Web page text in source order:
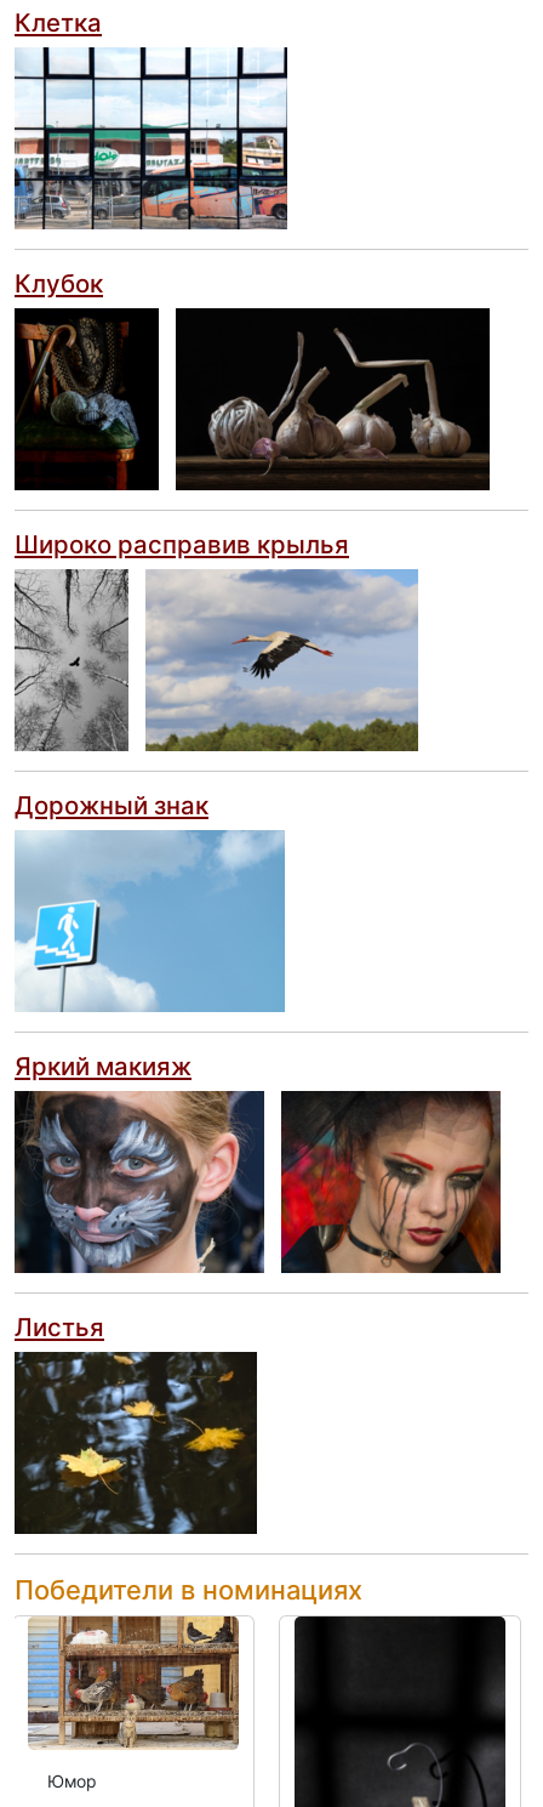
Клетка
Клубок
Широко расправив крылья
Дорожный знак
Яркий макияж
Листья
Победители в номинациях
Юмор